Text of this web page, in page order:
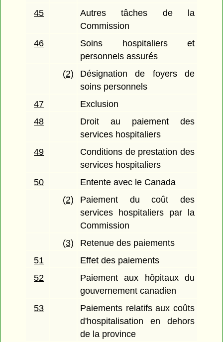
45
Autres tâches de la
Commission
46
Soins hospitaliers et
personnels assurés
(2)
Désignation de foyers de
soins personnels
47
Exclusion
48
Droit au paiement des
services hospitaliers
49
Conditions de prestation des
services hospitaliers
50
Entente avec le Canada
(2)
Paiement du coût des
services hospitaliers par la
Commission
(3)
Retenue des paiements
51
Effet des paiements
52
Paiement aux hôpitaux du
gouvernement canadien
53
Paiements relatifs aux coûts
d'hospitalisation en dehors
de la province